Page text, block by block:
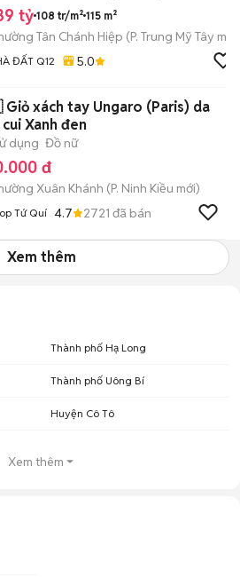
tỷ108 tr/m² 115 m²
Tân Chánh Hiệp (P. Trung Mỹ Tây mới)
ĐẤT Q12 5.0
xách tay Ungaro (Paris) da
Xanh đen
dụng Đồ nữ
đ
Xuân Khánh (P. Ninh Kiều mới)
Tứ Quí 4.7 2721 đã bán
Xem thêm
Thành phố Hạ Long
Thành phố Uông Bí
Huyện Cô Tô
Xem thêm